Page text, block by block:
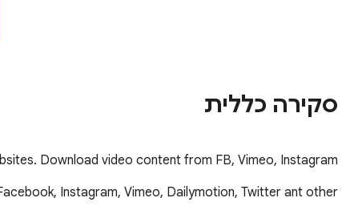
סקירה כללית
Download video content from FB, Vimeo, Instagram,…